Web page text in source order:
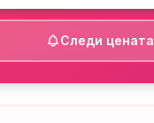
Следи цената